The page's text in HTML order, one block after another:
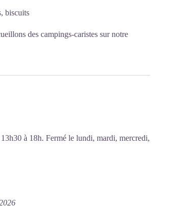
biscuits
des campings-caristes sur notre
à 18h. Fermé le lundi, mardi, mercredi,